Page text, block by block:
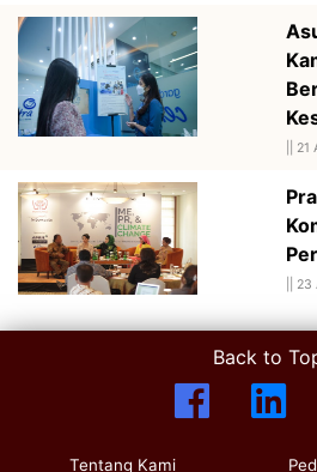
21
23
Back to
Tentang Kami